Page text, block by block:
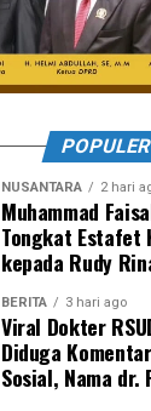
POPULER
NUSANTARA 2 hari
Muhammad
Tongkat Estafet
kepada Rudy
BERITA 3 hari ago
Viral Dokter
Diduga
Sosial, Nama dr.